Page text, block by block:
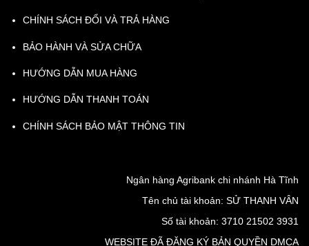
CHÍNH SÁCH ĐỔI VÀ TRẢ HÀNG
BẢO HÀNH VÀ SỬA CHỮA
HƯỚNG DẪN MUA HÀNG
HƯỚNG DẪN THANH TOÁN
CHÍNH SÁCH BẢO MẬT THÔNG TIN
Ngân hàng Agribank chi nhánh Hà Tĩnh
Tên chủ tài khoản: SỬ THANH VÂN
Số tài khoản: 3710 21502 3931
WEBSITE ĐÃ ĐĂNG KÝ BẢN QUYỀN DMCA